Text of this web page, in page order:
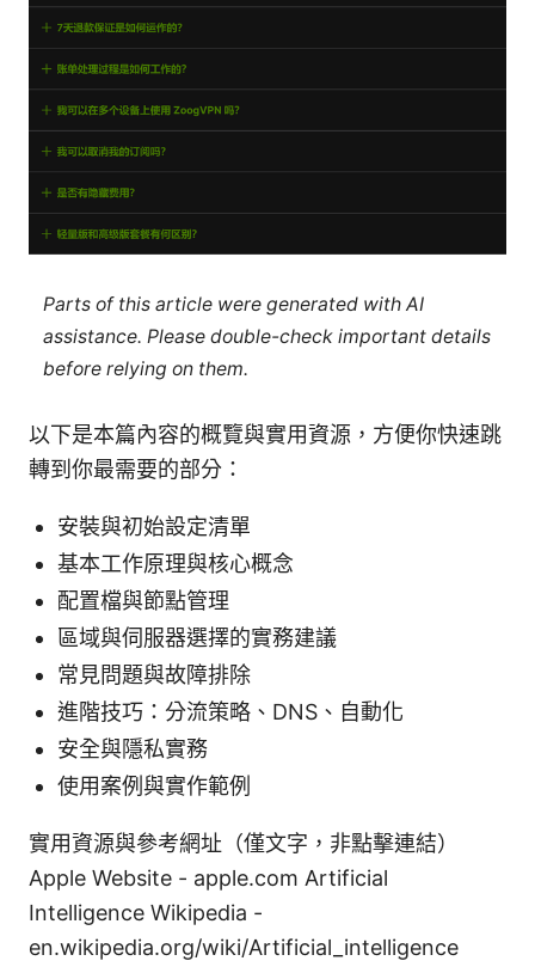
Parts of this article were generated with AI
assistance. Please double-check important details
before relying on them.
以下是本篇內容的概覽與實用資源，方便你快速跳
轉到你最需要的部分：
安裝與初始設定清單
基本工作原理與核心概念
配置檔與節點管理
區域與伺服器選擇的實務建議
常見問題與故障排除
進階技巧：分流策略、DNS、自動化
安全與隱私實務
使用案例與實作範例
實用資源與參考網址（僅文字，非點擊連結）
Apple Website - apple.com Artificial
Intelligence Wikipedia -
en.wikipedia.org/wiki/Artificial_intelligence